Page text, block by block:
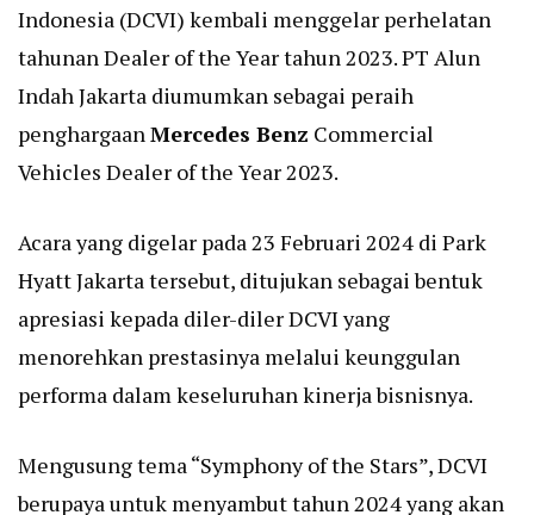
Indonesia (DCVI) kembali menggelar perhelatan
tahunan Dealer of the Year tahun 2023. PT Alun
Indah Jakarta diumumkan sebagai peraih
penghargaanMercedes Benz Commercial
Vehicles Dealer of the Year 2023.
Acara yang digelar pada 23 Februari 2024 di Park
Hyatt Jakarta tersebut, ditujukan sebagai bentuk
apresiasi kepada diler-diler DCVI yang
menorehkan prestasinya melalui keunggulan
performa dalam keseluruhan kinerja bisnisnya.
Mengusung tema “Symphony of the Stars”, DCVI
berupaya untuk menyambut tahun 2024 yang akan